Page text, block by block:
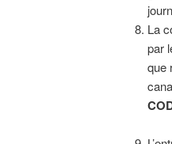
La
par
que